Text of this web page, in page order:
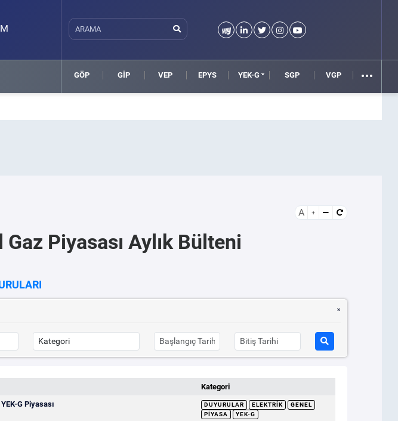
GÖP GİP VEP EPYS YEK-G SGP VGP
A
Piyasası Aylık Bülteni
Kategori
G Piyasası DUYURULAR ELEKTRIK
GENEL
PIYASA
YEK-G